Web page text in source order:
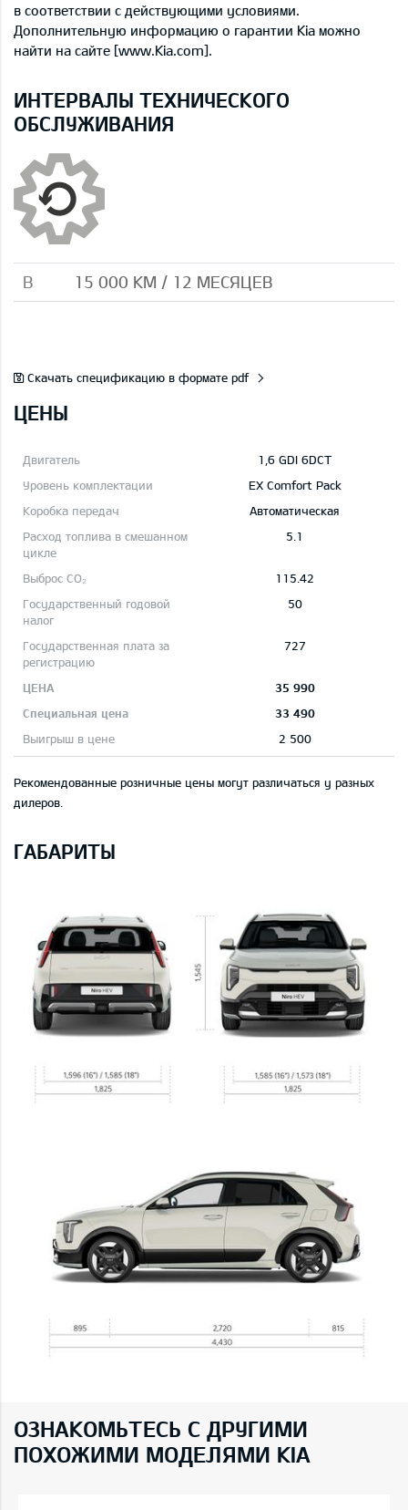
в соответствии с действующими условиями.
Дополнительную информацию о гарантии Kia можно
найти на сайте [www.Kia.com].
ИНТЕРВАЛЫ ТЕХНИЧЕСКОГО
ОБСЛУЖИВАНИЯ
B 15 000 КМ / 12 МЕСЯЦЕВ
Скачать спецификацию в формате pdf
ЦЕНЫ
1,6 GDI 6DCT
EX Comfort Pack
Автоматическая
5.1
115.42
50
727
35 990
33 490
2 500
Рекомендованные розничные цены могут различаться у разных
дилеров.
ГАБАРИТЫ
ОЗНАКОМЬТЕСЬ С ДРУГИМИ
ПОХОЖИМИ МОДЕЛЯМИ KIA